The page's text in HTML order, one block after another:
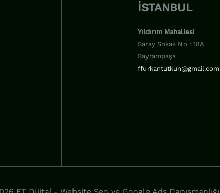
İSTANBUL
Yıldırım Mahallesi
Saray Sokak No : 18A
Bayrampaşa
ffurkantutkun@gmail.com